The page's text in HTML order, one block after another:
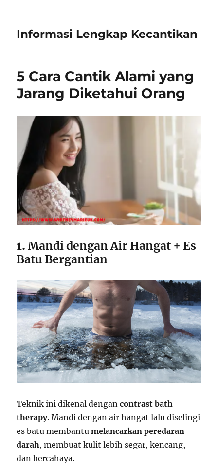
Informasi Lengkap Kecantikan
5 Cara Cantik Alami yang
Jarang Diketahui Orang
1.Mandi dengan Air Hangat + Es
Batu Bergantian
Teknik ini dikenal dengancontrast bath
therapy. Mandi dengan air hangat lalu diselingi
es batu membantumelancarkan peredaran
darah, membuat kulit lebih segar, kencang,
dan bercahaya.